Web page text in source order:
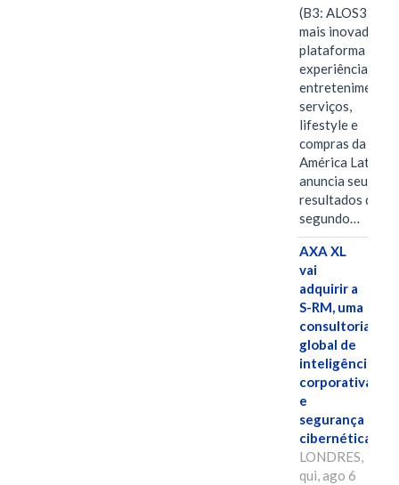
(B3: ALOS3), a
mais inovadora
plataforma de
experiências,
entretenimento,
serviços,
lifestyle e
compras da
América Latina
anuncia seus
resultados do
segundo…
AXA XL
vai
adquirir a
S-RM, uma
consultoria
global de
inteligência
corporativa
e
segurança
cibernética
LONDRES,
qui, ago 6